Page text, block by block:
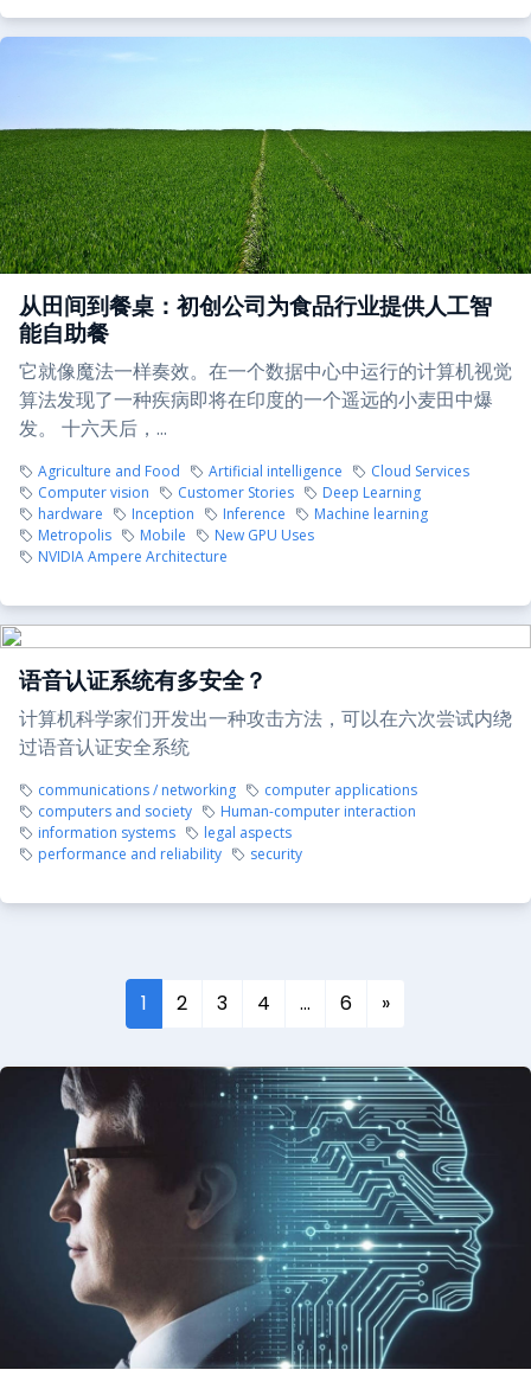
从田间到餐桌：初创公司为食品行业提供人工智
能自助餐
它就像魔法一样奏效。在一个数据中心中运行的计算机视觉
算法发现了一种疾病即将在印度的一个遥远的小麦田中爆
发。 十六天后，...
Agriculture and Food Artificial intelligence
Cloud Services
Computer vision
Customer Stories
Deep Learning
hardware
Inception Inference
Machine learning
Metropolis
Mobile
New GPU Uses
NVIDIA Ampere Architecture
语音认证系统有多安全？
计算机科学家们开发出一种攻击方法，可以在六次尝试内绕
过语音认证安全系统
communications / networking
computer applications
computers and society
Human-computer interaction
information systems
legal aspects
performance and reliability
security
1 2 3 4 … 6 »